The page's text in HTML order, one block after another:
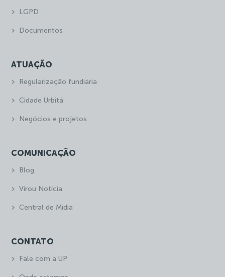
LGPD
Documentos
ATUAÇÃO
Regularização fundiária
Cidade Urbitá
Negócios e projetos
COMUNICAÇÃO
Blog
Virou Notícia
Central de Mídia
CONTATO
Fale com a UP